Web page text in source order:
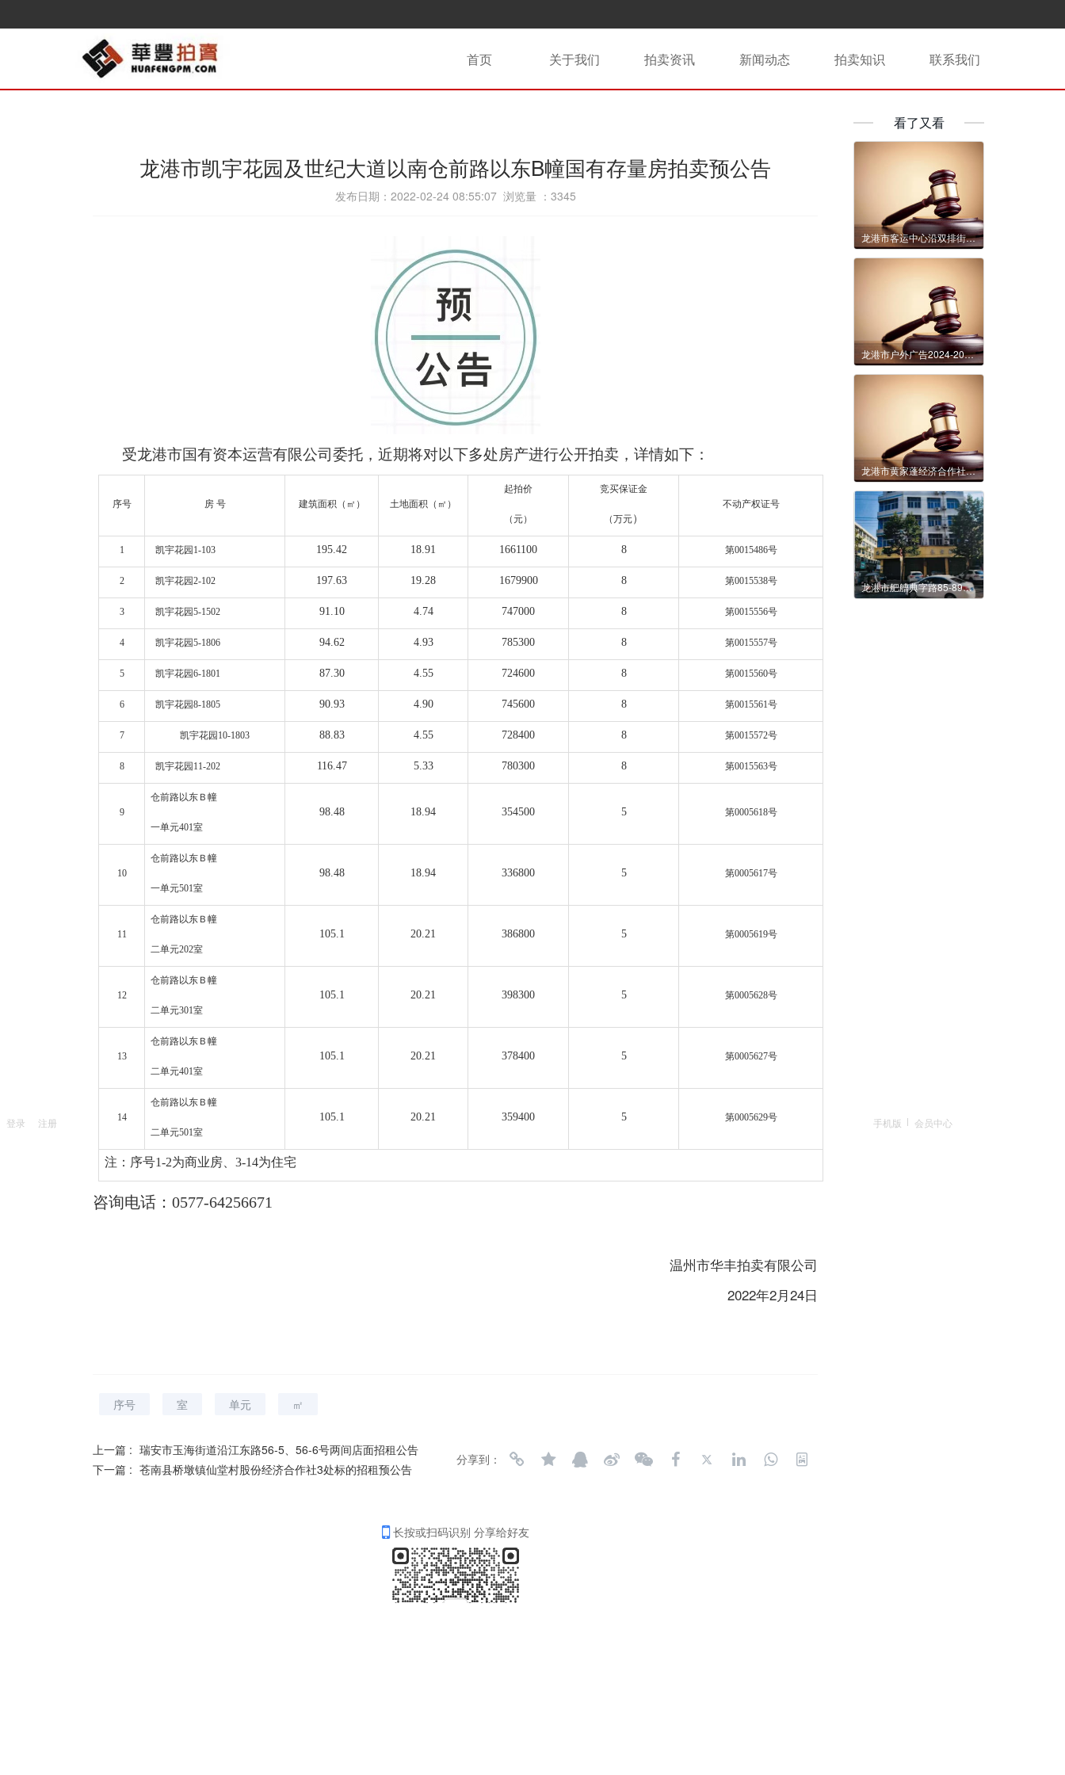
登录 注册 手机版 会员中心
首页 关于我们 拍卖资讯 新闻动态 拍卖知识 联系我们
龙港市凯宇花园及世纪大道以南仓前路以东B幢国有存量房拍卖预公告
发布日期：2022-02-24 08:55:07 浏览量 ： 3345
受龙港市国有资本运营有限公司委托，近期将对以下多处房产进行公开拍卖，详情如下：
序号 房 号 建筑面积（㎡） 土地面积（㎡）
起拍价
（元）
竞买保证金
（万元）
不动产权证号
1 凯宇花园1-103 195.42 18.91 1661100 8 第0015486号
2 凯宇花园2-102 197.63 19.28 1679900 8 第0015538号
3 凯宇花园5-1502 91.10 4.74 747000 8 第0015556号
4 凯宇花园5-1806 94.62 4.93 785300 8 第0015557号
5 凯宇花园6-1801 87.30 4.55 724600 8 第0015560号
6 凯宇花园8-1805 90.93 4.90 745600 8 第0015561号
7 凯宇花园10-1803 88.83 4.55 728400 8 第0015572号
8 凯宇花园11-202 116.47 5.33 780300 8 第0015563号
9
仓前路以东 Ｂ幢
一单元401室
98.48 18.94 354500 5 第0005618号
10
仓前路以东 Ｂ幢
一单元501室
98.48 18.94 336800 5 第0005617号
11
仓前路以东 Ｂ幢
二单元202室
105.1 20.21 386800 5 第0005619号
12
仓前路以东 Ｂ幢
二单元301室
105.1 20.21 398300 5 第0005628号
13
仓前路以东 Ｂ幢
二单元401室
105.1 20.21 378400 5 第0005627号
14
仓前路以东 Ｂ幢
二单元501室
105.1 20.21 359400 5 第0005629号
注：序号1-2为商业房、3-14为住宅
咨询电话：0577-64256671
温州市华丰拍卖有限公司
2022年2月24日
序号 室 单元 ㎡
上一篇 : 瑞安市玉海街道沿江东路56-5、56-6号两间店面招租公告
下一篇 : 苍南县桥墩镇仙堂村股份经济合作社3处标的招租预公告
分享到：
长按或扫码识别 分享给好友
看了又看
龙港市客运中心沿双排街店面3年租赁权交易公告
龙港市户外广告2024-2043年经营权拍卖公告
龙港市黄家蓬经济合作社龙翔路与龙新路路口地块5年租赁权拍卖公告
龙港市舥艚典字路85-89号1年租赁权交易公告